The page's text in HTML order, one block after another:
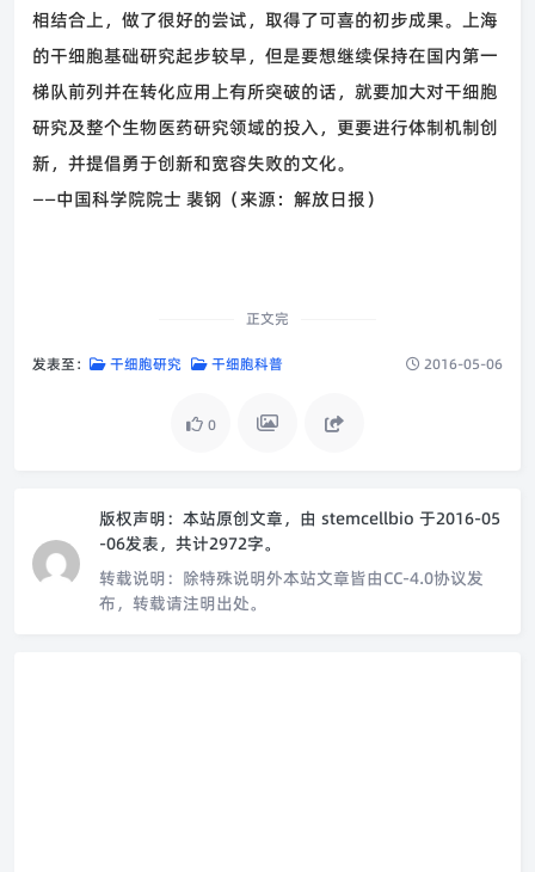
相结合上，做了很好的尝试，取得了可喜的初步成果。上海
的干细胞基础研究起步较早，但是要想继续保持在国内第一
梯队前列并在转化应用上有所突破的话，就要加大对干细胞
研究及整个生物医药研究领域的投入，更要进行体制机制创
新，并提倡勇于创新和宽容失败的文化。
——中国科学院院士 裴钢（来源：解放日报）
正文完
发表至： 干细胞研究 干细胞科普 2016-05-06
0
版权声明： 本站原创文章，由 stemcellbio 于2016-05
-06发表，共计2972字。
转载说明： 除特殊说明外本站文章皆由CC-4.0协议发
布，转载请注明出处。